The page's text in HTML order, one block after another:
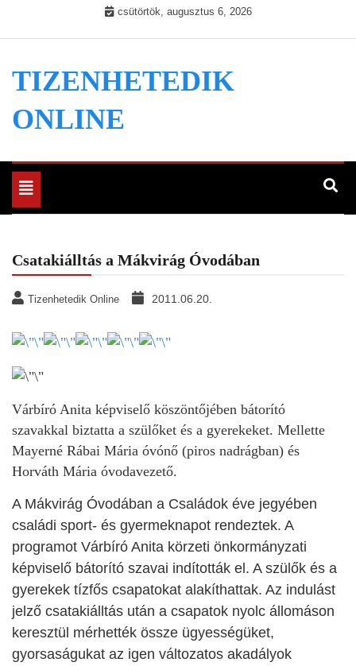
csütörtök, augusztus 6, 2026
TIZENHETEDIK
ONLINE
Toggle
navigation
Csatakiálltás a Mákvirág Óvodában
Tizenhetedik Online 2011.06.20.
Várbíró Anita képviselő köszöntőjében bátorító
szavakkal biztatta a szülőket és a gyerekeket. Mellette
Mayerné Rábai Mária óvónő (piros nadrágban) és
Horváth Mária óvodavezető.
A Mákvirág Óvodában a Családok éve jegyében
családi sport- és gyermeknapot rendeztek. A
programot Várbíró Anita körzeti önkormányzati
képviselő bátorító szavai indították el. A szülők és a
gyerekek tízfős csapatokat alakíthattak. Az indulást
jelző csatakiálltás után a csapatok nyolc állomáson
keresztül mérhették össze ügyességüket,
gyorsaságukat az igen változatos akadályok